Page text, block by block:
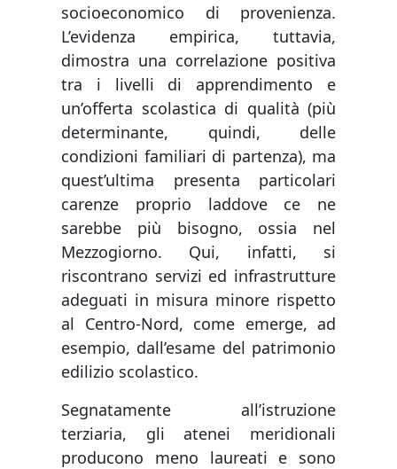
socioeconomico di provenienza.
L’evidenza empirica, tuttavia,
dimostra una correlazione positiva
tra i livelli di apprendimento e
un’offerta scolastica di qualità (più
determinante, quindi, delle
condizioni familiari di partenza), ma
quest’ultima presenta particolari
carenze proprio laddove ce ne
sarebbe più bisogno, ossia nel
Mezzogiorno. Qui, infatti, si
riscontrano servizi ed infrastrutture
adeguati in misura minore rispetto
al Centro-Nord, come emerge, ad
esempio, dall’esame del patrimonio
edilizio scolastico.
Segnatamente all’istruzione
terziaria, gli atenei meridionali
producono meno laureati e sono